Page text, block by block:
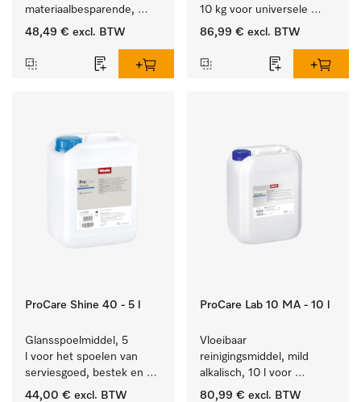
materiaalbesparende,
machinale reiniging van
gerei.
48,49 € excl. BTW
10 kg voor universele
machinale reiniging van
gerei.
86,99 € excl. BTW
ProCare Shine 40 - 5 l
Glansspoelmiddel, 5
l voor het spoelen van
serviesgoed, bestek en
ideaal voor glazen.
44,00 € excl. BTW
ProCare Lab 10 MA - 10 l
Vloeibaar
reinigingsmiddel, mild
alkalisch, 10 l voor
materiaalbesparende,
80,99 € excl. BTW